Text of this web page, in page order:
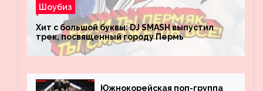
Шоубиз
Хит с большой буквы: DJ SMASH выпустил
трек, посвященный городу Пермь
Южнокорейская поп-группа